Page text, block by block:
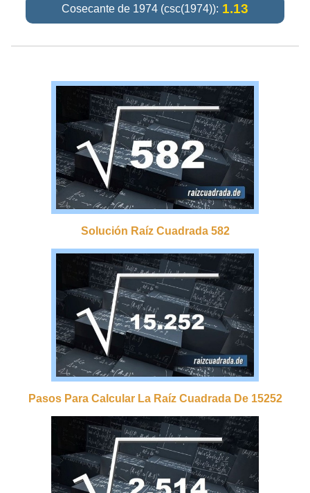
Cosecante de 1974 (csc(1974)): 1.13
Solución Raíz Cuadrada 582
Pasos Para Calcular La Raíz Cuadrada De 15252